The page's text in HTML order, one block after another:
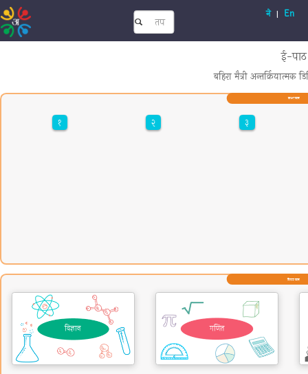
ने | En
ई-पाठ
बहिरा मैत्री अन्तर्क्रियात्मक
कक्षा छान
१ २ ३
विषय छान
विज्ञान गणित